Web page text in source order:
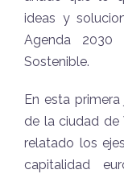
ideas y
Agenda 2030
Sostenible.
En esta
de la ciudad de
relatado los
capitalidad